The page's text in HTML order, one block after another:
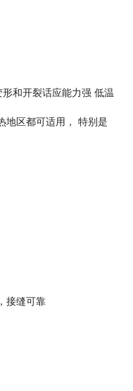
和开裂话应能力强 低温
地区都可适用， 特别是
接缝可靠